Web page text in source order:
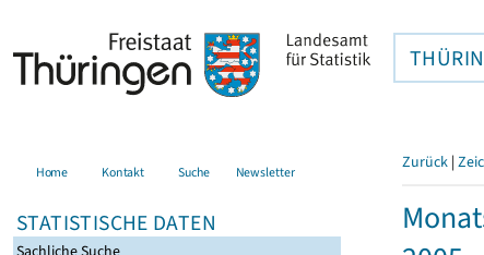
Home Kontakt Suche Newsletter
STATISTISCHE DATEN
Zurück |